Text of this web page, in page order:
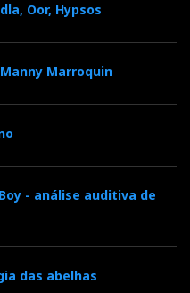
Oor, Hypsos
Marroquin
- análise auditiva de
das abelhas